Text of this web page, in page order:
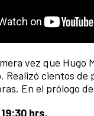
vez que Hugo
Realizó cientos de
En el prólogo
hrs.